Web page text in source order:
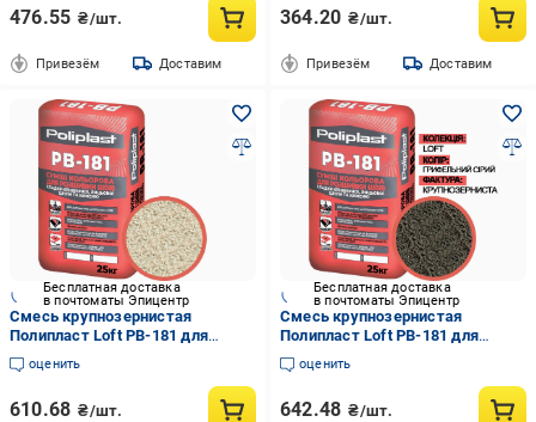
476.55 ₴/шт.
Привезём Доставим
364.20 ₴/шт.
Привезём Доставим
Бесплатная доставка
в почтоматы Эпицентр
Смесь крупнозернистая
Полипласт Loft PB-181 для
расшивки швов кладки
клинкерного/лицевого кирпича/
(PPUA68714LG)
оценить
610.68 ₴/шт.
Бесплатная доставка
в почтоматы Эпицентр
Смесь крупнозернистая
Полипласт Loft PB-181 для
расшивки швов кладки
клинкерного/лицевого кирпича/
камня 25 кг Грифельный серый
(PPUA68714LGS)
оценить
642.48 ₴/шт.